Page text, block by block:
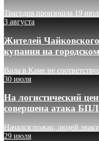
Трагедия произошла 19
3 августа
Жителей
купания на
Вода в Каме не
30 июля
На логистический
совершена атака
Начался пожар, людей
29 июля